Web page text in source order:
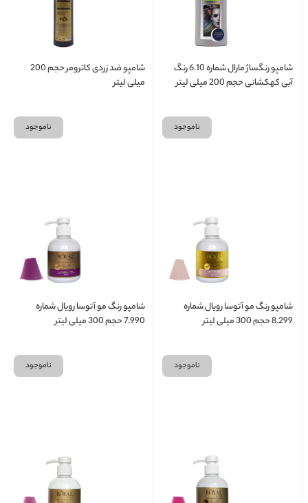
شامپو رنگساژ مارال شماره 6.10 رنگ
آبی کهکشانی حجم 200 میلی لیتر
ناموجود
شامپو ضد زردی کاترومر حجم 200
میلی لیتر
ناموجود
شامپو رنگ مو آتوسا رویال شماره
8.299 حجم 300 میلی لیتر
ناموجود
شامپو رنگ مو آتوسا رویال شماره
7.990 حجم 300 میلی لیتر
ناموجود